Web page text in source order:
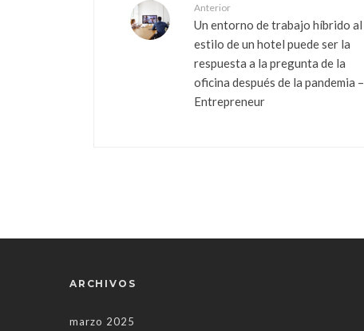
Anterior
Un entorno de trabajo híbrido al
estilo de un hotel puede ser la
respuesta a la pregunta de la
oficina después de la pandemia –
Entrepreneur
ARCHIVOS
marzo 2025